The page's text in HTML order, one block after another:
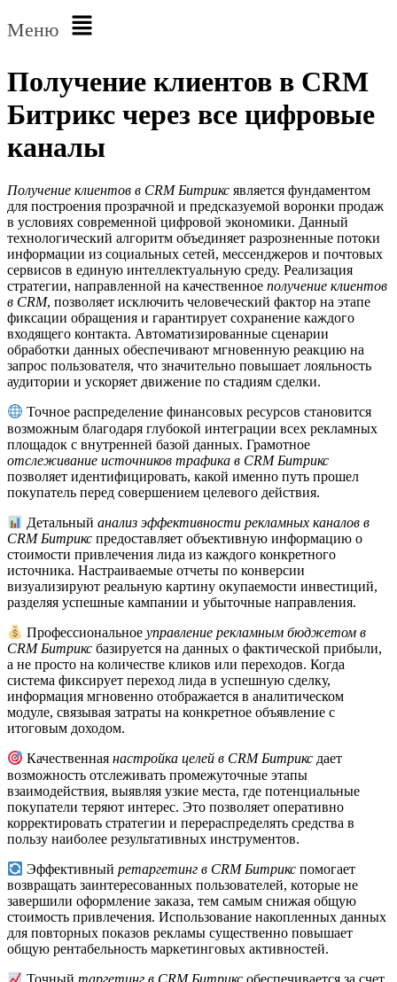
Меню
Получение клиентов в CRM
Битрикс через все цифровые
каналы
Получение клиентов в CRM Битрикс является фундаментом
для построения прозрачной и предсказуемой воронки продаж
в условиях современной цифровой экономики. Данный
технологический алгоритм объединяет разрозненные потоки
информации из социальных сетей, мессенджеров и почтовых
сервисов в единую интеллектуальную среду. Реализация
стратегии, направленной на качественное получение клиентов
в CRM, позволяет исключить человеческий фактор на этапе
фиксации обращения и гарантирует сохранение каждого
входящего контакта. Автоматизированные сценарии
обработки данных обеспечивают мгновенную реакцию на
запрос пользователя, что значительно повышает лояльность
аудитории и ускоряет движение по стадиям сделки.
Точное распределение финансовых ресурсов становится
возможным благодаря глубокой интеграции всех рекламных
площадок с внутренней базой данных. Грамотное
отслеживание источников трафика в CRM Битрикс
позволяет идентифицировать, какой именно путь прошел
покупатель перед совершением целевого действия.
Детальныйанализ эффективности рекламных каналов в
CRM Битрикс предоставляет объективную информацию о
стоимости привлечения лида из каждого конкретного
источника. Настраиваемые отчеты по конверсии
визуализируют реальную картину окупаемости инвестиций,
разделяя успешные кампании и убыточные направления.
Профессиональноеуправление рекламным бюджетом в
CRM Битрикс базируется на данных о фактической прибыли,
а не просто на количестве кликов или переходов. Когда
система фиксирует переход лида в успешную сделку,
информация мгновенно отображается в аналитическом
модуле, связывая затраты на конкретное объявление с
итоговым доходом.
Качественнаянастройка целей в CRM Битрикс дает
возможность отслеживать промежуточные этапы
взаимодействия, выявляя узкие места, где потенциальные
покупатели теряют интерес. Это позволяет оперативно
корректировать стратегии и перераспределять средства в
пользу наиболее результативных инструментов.
Эффективныйретаргетинг в CRM Битрикс помогает
возвращать заинтересованных пользователей, которые не
завершили оформление заказа, тем самым снижая общую
стоимость привлечения. Использование накопленных данных
для повторных показов рекламы существенно повышает
общую рентабельность маркетинговых активностей.